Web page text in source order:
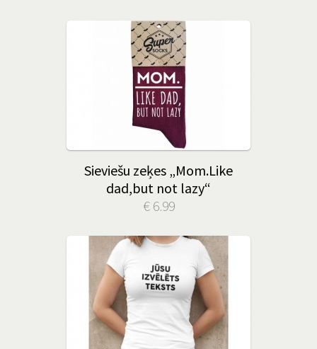
Sieviešu zeķes „Mom.Like
dad,but not lazy“
€ 6.99